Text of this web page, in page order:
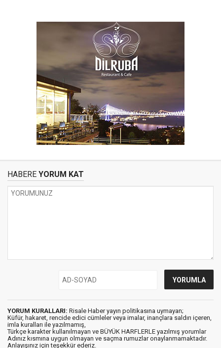
HABERE YORUM KAT
YORUM KURALLARI: Risale Haber yayın politikasına uymayan;
Küfür, hakaret, rencide edici cümleler veya imalar, inançlara saldırı içeren,
imla kuralları ile yazılmamış,
Türkçe karakter kullanılmayan ve BÜYÜK HARFLERLE yazılmış yorumlar
Adınız kısmına uygun olmayan ve saçma rumuzlar onaylanmamaktadır.
Anlayışınız için teşekkür ederiz.